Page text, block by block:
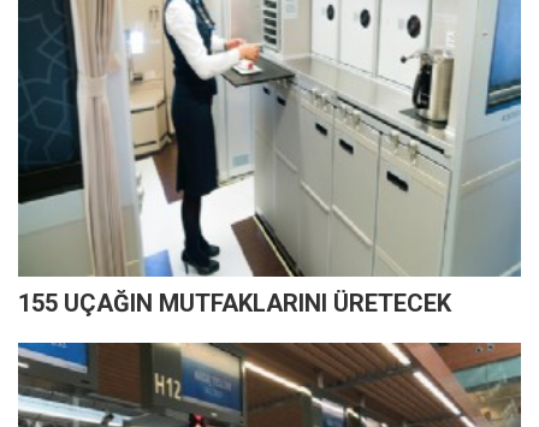
155 UÇAĞIN MUTFAKLARINI ÜRETECEK